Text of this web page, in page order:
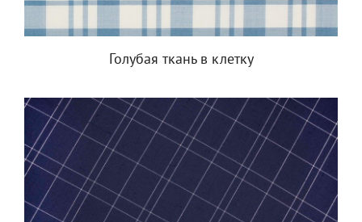
Голубая ткань в клетку